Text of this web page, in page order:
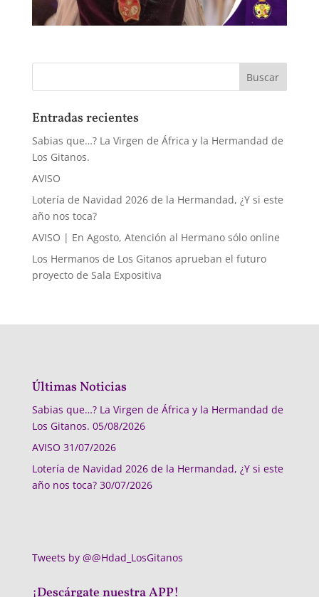
Entradas recientes
Sabias que…? La Virgen de África y la Hermandad de
Los Gitanos.
AVISO
Lotería de Navidad 2026 de la Hermandad, ¿Y si este
año nos toca?
AVISO | En Agosto, Atención al Hermano sólo online
Los Hermanos de Los Gitanos aprueban el futuro
proyecto de Sala Expositiva
Últimas Noticias
Sabias que…? La Virgen de África y la Hermandad de
Los Gitanos. 05/08/2026
AVISO 31/07/2026
Lotería de Navidad 2026 de la Hermandad, ¿Y si este
año nos toca? 30/07/2026
Tweets by @@Hdad_LosGitanos
¡Descárgate nuestra APP!